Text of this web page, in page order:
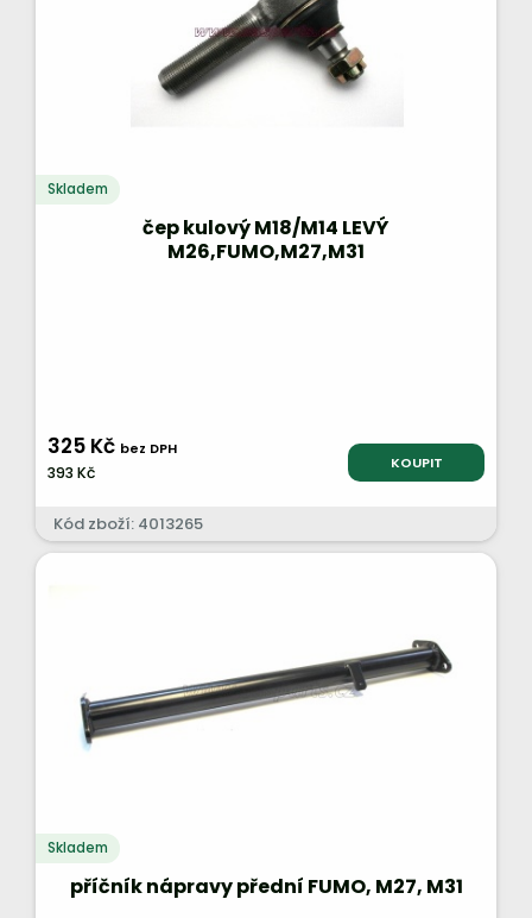
Skladem
čep kulový M18/M14 LEVÝ
M26,FUMO,M27,M31
325 Kč bez DPH
393 Kč KOUPIT
Kód zboží: 4013265
Skladem
příčník nápravy přední FUMO, M27, M31